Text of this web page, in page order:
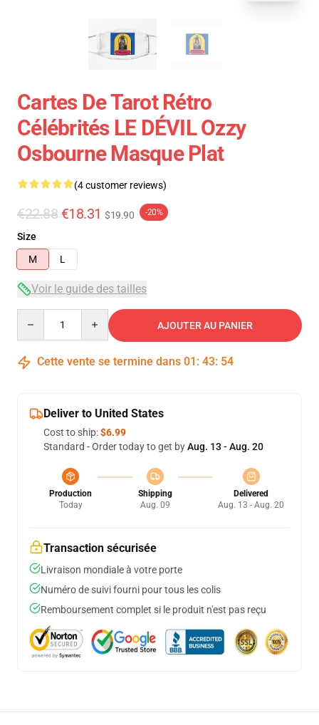
Cartes De Tarot Rétro
Célébrités LE DÉVIL Ozzy
Osbourne Masque Plat
(4 customer reviews)
€22.88 €18.31 $19.90 -20%
Size
M
L
Voir le guide des tailles
AJOUTER AU PANIER
Cette vente se termine dans 01 : 43: 54
Deliver to United States
Cost to ship:$6.99
Standard - Order today to get byAug. 13 - Aug. 20
Production
Today
Shipping
Aug. 09
Delivered
Aug. 13 - Aug. 20
Transaction sécurisée
Livraison mondiale à votre porte
Numéro de suivi fourni pour tous les colis
Remboursement complet si le produit n'est pas reçu